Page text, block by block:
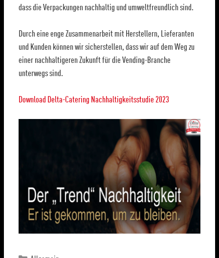
dass die Verpackungen nachhaltig und umweltfreundlich sind.
Durch eine enge Zusammenarbeit mit Herstellern, Lieferanten
und Kunden können wir sicherstellen, dass wir auf dem Weg zu
einer nachhaltigeren Zukunft für die Vending-Branche
unterwegs sind.
Download Delta-Catering Nachhaltigkeitsstudie 2023